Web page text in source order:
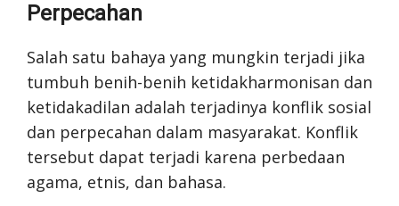
Perpecahan
Salah satu bahaya yang mungkin terjadi jika
tumbuh benih-benih ketidakharmonisan dan
ketidakadilan adalah terjadinya konflik sosial
dan perpecahan dalam masyarakat. Konflik
tersebut dapat terjadi karena perbedaan
agama, etnis, dan bahasa.